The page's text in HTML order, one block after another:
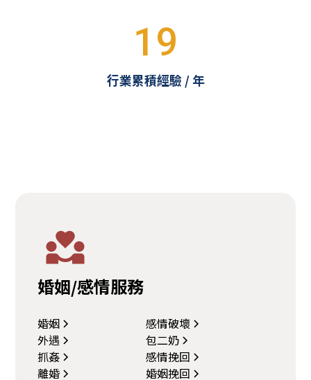
19
行業累積經驗 / 年
婚姻/感情服務
婚姻
感情破壞
外遇
包二奶
抓姦
感情挽回
離婚
婚姻挽回